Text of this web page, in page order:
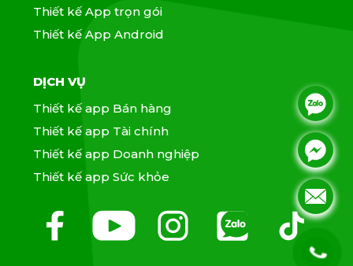
.
.
.
.
.
Thiết kế App trọn gói
Thiết kế App Android
DỊCH VỤ
Thiết kế app Bán hàng
Thiết kế app Tài chính
Thiết kế app Doanh nghiệp
Thiết kế app Sức khỏe